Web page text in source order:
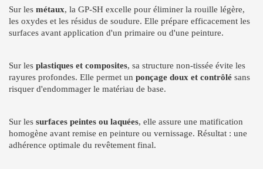
Sur les métaux, la GP-SH excelle pour éliminer la rouille légère,
les oxydes et les résidus de soudure. Elle prépare efficacement les
surfaces avant application d'un primaire ou d'une peinture.
Sur les plastiques et composites, sa structure non-tissée évite les
rayures profondes. Elle permet un ponçage doux et contrôlé sans
risquer d'endommager le matériau de base.
Sur les surfaces peintes ou laquées, elle assure une matification
homogène avant remise en peinture ou vernissage. Résultat : une
adhérence optimale du revêtement final.